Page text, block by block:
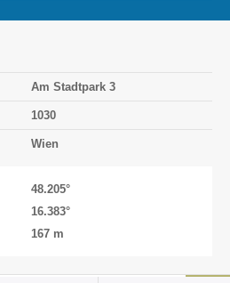
Am Stadtpark 3
1030
Wien
48.205°
16.383°
167 m